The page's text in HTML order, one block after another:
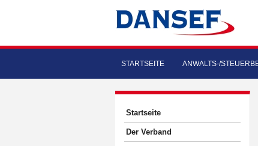
STARTSEITE ANWALTS-/
Startseite
Der Verband